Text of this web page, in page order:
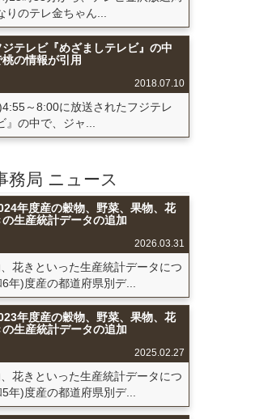
のテレ金ちゃん...
ジテレビ『めざましテレビ』の中
桃の情報が引用
2018.07.10
～8:00に放送されたフジテレ
の中で、ジャ...
務局 ニュース
年度産の穀物、野菜、果物、花
の生産統計データの追加
2026.03.31
花きといった生産統計データにつ
年)度産の都道府県別デ...
年度産の穀物、野菜、果物、花
の生産統計データの追加
2025.02.27
花きといった生産統計データにつ
年)度産の都道府県別デ...